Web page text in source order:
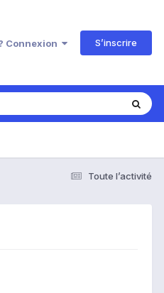
Connexion S’inscrire
Toute l’activité